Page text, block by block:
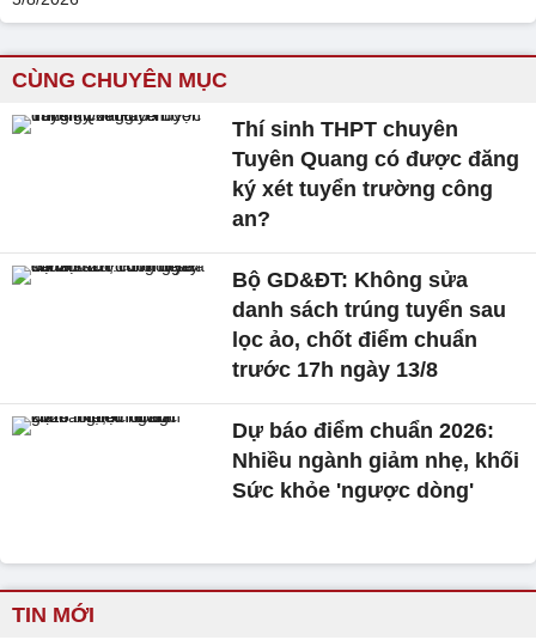
CÙNG CHUYÊN MỤC
Thí sinh THPT chuyên
Tuyên Quang có được đăng
ký xét tuyển trường công
an?
Bộ GD&ĐT: Không sửa
danh sách trúng tuyển sau
lọc ảo, chốt điểm chuẩn
trước 17h ngày 13/8
Dự báo điểm chuẩn 2026:
Nhiều ngành giảm nhẹ, khối
Sức khỏe 'ngược dòng'
TIN MỚI